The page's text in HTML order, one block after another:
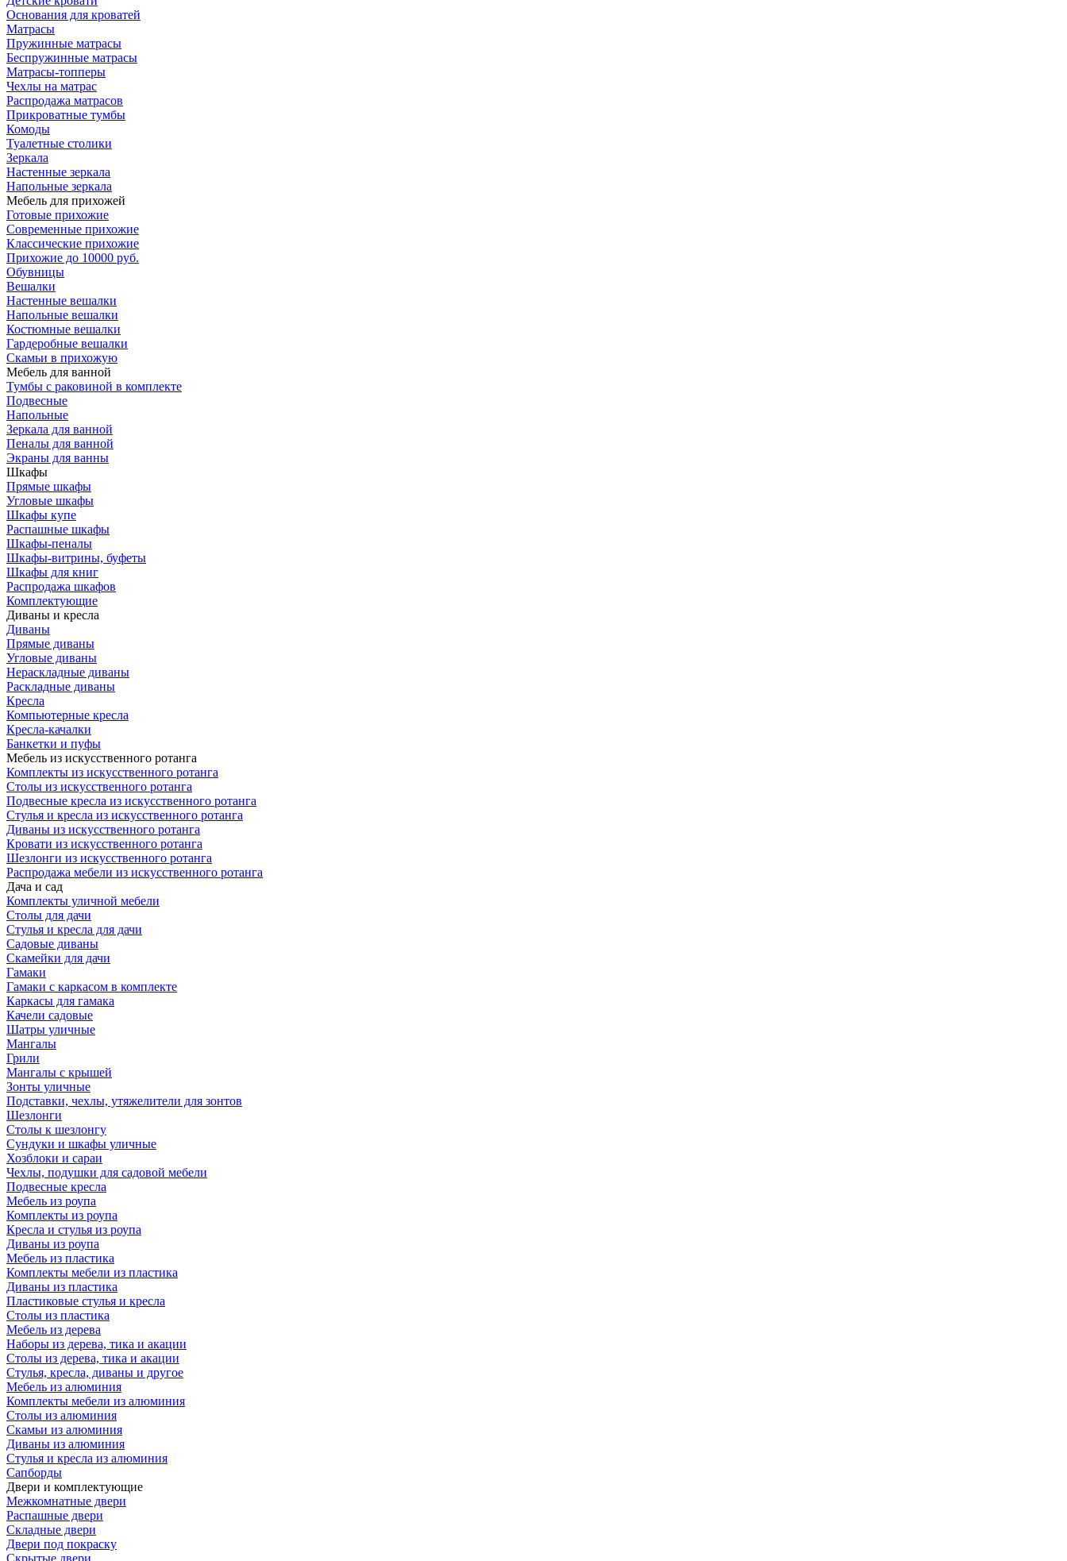
Основания для кроватей
Матрасы
Пружинные матрасы
Беспружинные матрасы
Матрасы-топперы
Чехлы на матрас
Распродажа матрасов
Прикроватные тумбы
Комоды
Туалетные столики
Зеркала
Настенные зеркала
Напольные зеркала
Мебель для прихожей
Готовые прихожие
Современные прихожие
Классические прихожие
Прихожие до 10000 руб.
Обувницы
Вешалки
Настенные вешалки
Напольные вешалки
Костюмные вешалки
Гардеробные вешалки
Скамьи в прихожую
Мебель для ванной
Тумбы c раковиной в комплекте
Подвесные
Напольные
Зеркала для ванной
Пеналы для ванной
Экраны для ванны
Шкафы
Прямые шкафы
Угловые шкафы
Шкафы купе
Распашные шкафы
Шкафы-пеналы
Шкафы-витрины, буфеты
Шкафы для книг
Распродажа шкафов
Комплектующие
Диваны и кресла
Диваны
Прямые диваны
Угловые диваны
Нераскладные диваны
Раскладные диваны
Кресла
Компьютерные кресла
Кресла-качалки
Банкетки и пуфы
Мебель из искусственного ротанга
Комплекты из искусственного ротанга
Столы из искусственного ротанга
Подвесные кресла из искусственного ротанга
Стулья и кресла из искусственного ротанга
Диваны из искусственного ротанга
Кровати из искусственного ротанга
Шезлонги из искусственного ротанга
Распродажа мебели из искусственного ротанга
Дача и сад
Комплекты уличной мебели
Столы для дачи
Стулья и кресла для дачи
Садовые диваны
Скамейки для дачи
Гамаки
Гамаки с каркасом в комплекте
Каркасы для гамака
Качели садовые
Шатры уличные
Мангалы
Грили
Мангалы с крышей
Зонты уличные
Подставки, чехлы, утяжелители для зонтов
Шезлонги
Столы к шезлонгу
Сундуки и шкафы уличные
Хозблоки и сараи
Чехлы, подушки для садовой мебели
Подвесные кресла
Мебель из роупа
Комплекты из роупа
Кресла и стулья из роупа
Диваны из роупа
Мебель из пластика
Комплекты мебели из пластика
Диваны из пластика
Пластиковые стулья и кресла
Столы из пластика
Мебель из дерева
Наборы из дерева, тика и акации
Столы из дерева, тика и акации
Стулья, кресла, диваны и другое
Мебель из алюминия
Комплекты мебели из алюминия
Столы из алюминия
Скамьи из алюминия
Диваны из алюминия
Стулья и кресла из алюминия
Сапборды
Двери и комплектующие
Межкомнатные двери
Распашные двери
Складные двери
Двери под покраску
Скрытые двери